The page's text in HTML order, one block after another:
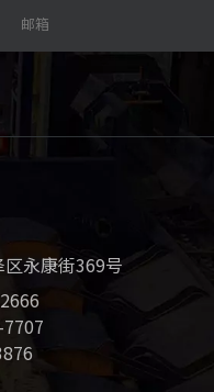
永康街369号